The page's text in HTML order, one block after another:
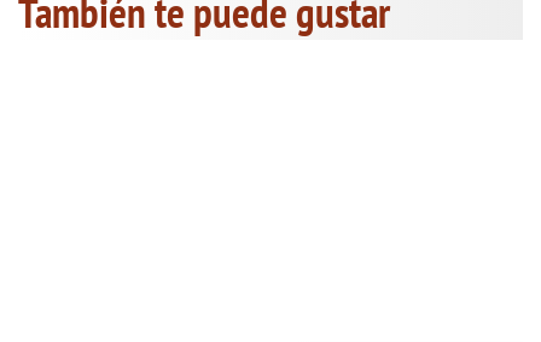
También te puede gustar